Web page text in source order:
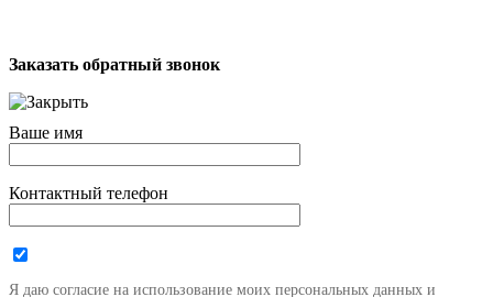
Заказать обратный звонок
Ваше имя
Контактный телефон
Я даю согласие на использование моих персональных данных и